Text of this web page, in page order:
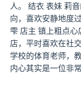
人。 结衣 表妹 莉
向，喜欢安静地度
雫 店主 镇上粗点
店，平时喜欢在社
学校的体育老师，
内心其实是一位非